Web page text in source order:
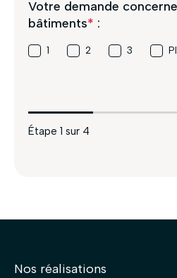
Votre demande
bâtiments* :
1 2 3
Étape 1 sur 4
Nos réalisations